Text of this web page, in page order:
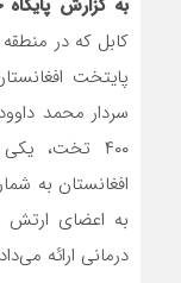
به گزارش
کابل که در
پایتخت
سردار محمد
۴۰۰ تخت،
به اعضای ارتش
درمانی ارائه